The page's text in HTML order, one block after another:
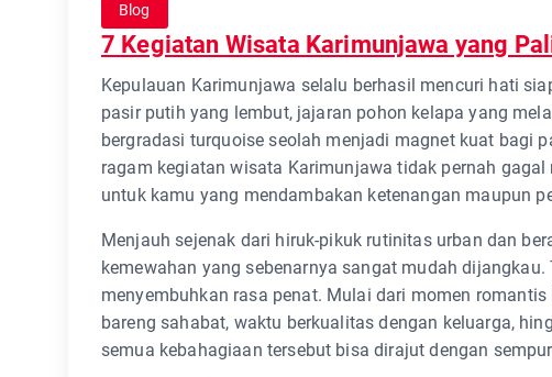
Blog
7 Kegiatan Wisata Karimunjawa yang
Kepulauan Karimunjawa selalu berhasil mencuri hati
pasir putih yang lembut, jajaran pohon kelapa yang
bergradasi turquoise seolah menjadi magnet kuat bagi
ragam kegiatan wisata Karimunjawa tidak pernah
untuk kamu yang mendambakan ketenangan maupun
Menjauh sejenak dari hiruk-pikuk rutinitas urban dan
kemewahan yang sebenarnya sangat mudah
menyembuhkan rasa penat. Mulai dari momen
bareng sahabat, waktu berkualitas dengan keluarga,
semua kebahagiaan tersebut bisa dirajut dengan